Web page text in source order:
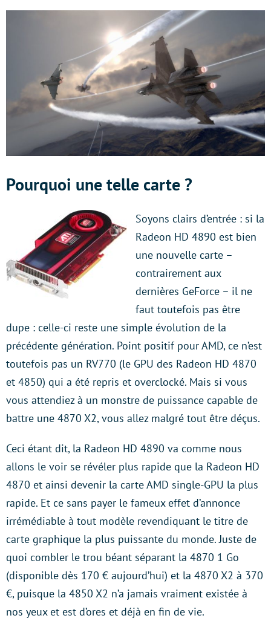
Pourquoi une telle carte ?
Soyons clairs d’entrée : si la
Radeon HD 4890 est bien
une nouvelle carte –
contrairement aux
dernières GeForce – il ne
faut toutefois pas être
dupe : celle-ci reste une simple évolution de la
précédente génération. Point positif pour AMD, ce n’est
toutefois pas un RV770 (le GPU des Radeon HD 4870
et 4850) qui a été repris et overclocké. Mais si vous
vous attendiez à un monstre de puissance capable de
battre une 4870 X2, vous allez malgré tout être déçus.
Ceci étant dit, la Radeon HD 4890 va comme nous
allons le voir se révéler plus rapide que la Radeon HD
4870 et ainsi devenir la carte AMD single-GPU la plus
rapide. Et ce sans payer le fameux effet d’annonce
irrémédiable à tout modèle revendiquant le titre de
carte graphique la plus puissante du monde. Juste de
quoi combler le trou béant séparant la 4870 1 Go
(disponible dès 170 € aujourd’hui) et la 4870 X2 à 370
€, puisque la 4850 X2 n’a jamais vraiment existée à
nos yeux et est d’ores et déjà en fin de vie.